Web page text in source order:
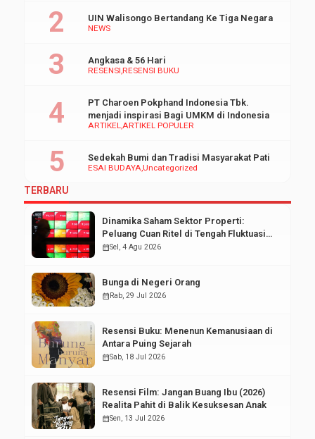
Mentari mungkin tak selalu
NEWS
UIN Walisongo Bertandang Ke Tiga Negara
RESENSI RESENSI BUKU
Angkasa & 56 Hari
ARTIKELARTIKEL POPULER
PT Charoen Pokphand Indonesia Tbk.
menjadi inspirasi Bagi UMKM di Indonesia
ESAI BUDAYAUncategorized
Sedekah Bumi dan Tradisi Masyarakat Pati
TERBARU
Dinamika Saham Sektor Properti:
Peluang Cuan Ritel di Tengah Fluktuasi
Pasar Modal
calendar_monthSel, 4 Agu 2026
Bunga di Negeri Orang
calendar_monthRab, 29 Jul 2026
Resensi Buku: Menenun Kemanusiaan di
Antara Puing Sejarah
calendar_monthSab, 18 Jul 2026
Resensi Film: Jangan Buang Ibu (2026)
Realita Pahit di Balik Kesuksesan Anak
calendar_monthSen, 13 Jul 2026